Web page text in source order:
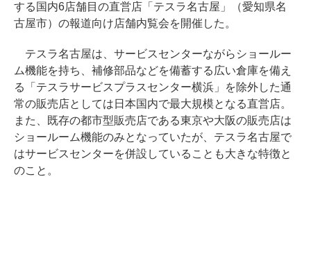
する国内6店舗目の直営店「テスラ名古屋」（愛知県名
古屋市）の報道向け店舗内覧会を開催した。
テスラ名古屋は、サービスセンターながらショールー
ム機能を持ち、補修部品などを備蓄する広い倉庫を備え
る「テスラサービスプラスセンター横浜」を除外した通
常の販売店としては日本国内で最大規模となる直営店。
また、既存の都市型販売店である東京や大阪の販売店は
ショールーム機能のみとなっていたが、テスラ名古屋で
はサービスセンターを併設していることも大きな特徴と
のこと。